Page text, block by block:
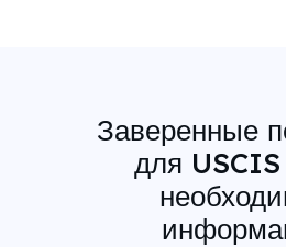
Заверенные
для